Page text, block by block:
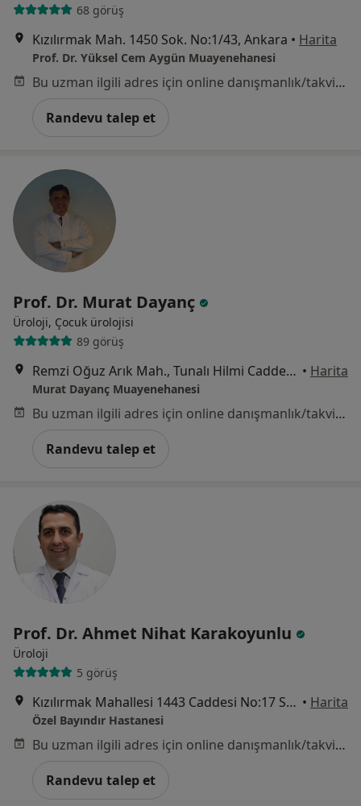
68 görüş
Kızılırmak Mah. 1450 Sok. No:1/43, Ankara • Harita
Prof. Dr. Yüksel Cem Aygün Muayenehanesi
Bu uzman ilgili adres için online danışmanlık/takvim sunmuyor.
Randevu talep et
Prof. Dr. Murat Dayanç
Üroloji, Çocuk ürolojisi
89 görüş
Remzi Oğuz Arık Mah., Tunalı Hilmi Caddesi, No:90 D:7 Kavaklıdere, Ankara • Harita
Murat Dayanç Muayenehanesi
Bu uzman ilgili adres için online danışmanlık/takvim sunmuyor.
Randevu talep et
Prof. Dr. Ahmet Nihat Karakoyunlu
Üroloji
5 görüş
Kızılırmak Mahallesi 1443 Caddesi No:17 Söğütözü, Ankara • Harita
Özel Bayındır Hastanesi
Bu uzman ilgili adres için online danışmanlık/takvim sunmuyor.
Randevu talep et